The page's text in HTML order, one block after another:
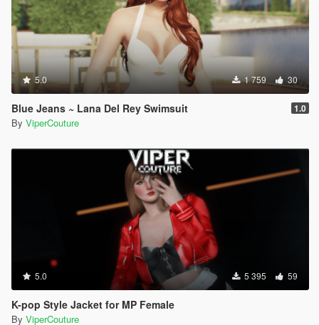
5.0 1 759 30
Blue Jeans ~ Lana Del Rey Swimsuit 1.0
By ViperCouture
5.0 5 395 59
K-pop Style Jacket for MP Female
By ViperCouture